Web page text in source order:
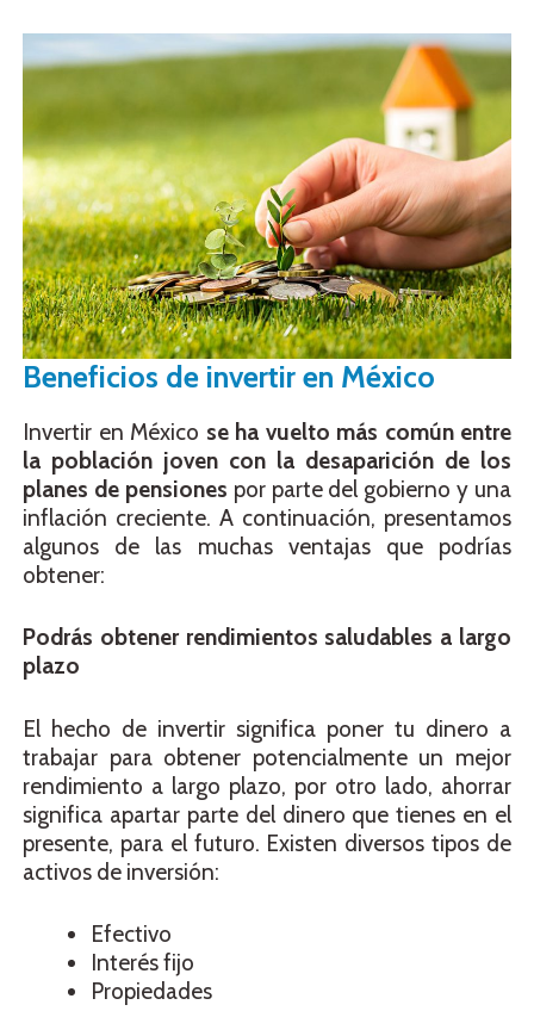
Beneficios de invertir en México
Invertir en México se ha vuelto más común entre
la población joven con la desaparición de los
planes de pensiones por parte del gobierno y una
inflación creciente. A continuación, presentamos
algunos de las muchas ventajas que podrías
obtener:
Podrás obtener rendimientos saludables a largo
plazo
El hecho de invertir significa poner tu dinero a
trabajar para obtener potencialmente un mejor
rendimiento a largo plazo, por otro lado, ahorrar
significa apartar parte del dinero que tienes en el
presente, para el futuro. Existen diversos tipos de
activos de inversión:
Efectivo
Interés fijo
Propiedades